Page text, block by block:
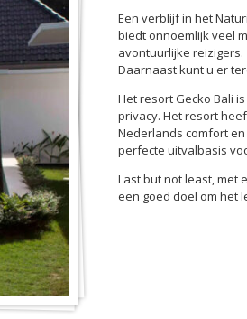
Een verblijf in het
biedt onnoemlijk veel
avontuurlijke reizigers.
Daarnaast kunt u er
Het resort Gecko Bali
privacy. Het resort
Nederlands comfort
perfecte uitvalbasis
Last but not least, met
een goed doel om het